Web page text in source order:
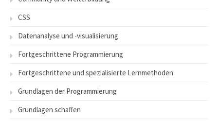
CSS
Datenanalyse und -visualisierung
Fortgeschrittene Programmierung
Fortgeschrittene und spezialisierte Lernmethoden
Grundlagen der Programmierung
Grundlagen schaffen